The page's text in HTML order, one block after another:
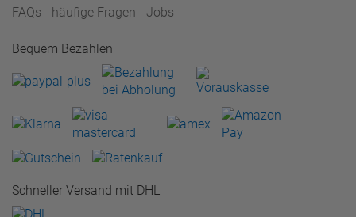
FAQs - häufige Fragen
Jobs
Bequem Bezahlen
Schneller Versand mit DHL